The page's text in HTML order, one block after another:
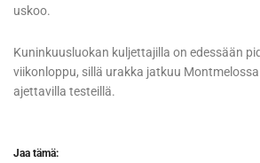
uskoo.
Kuninkuusluokan kuljettajilla on edessään
viikonloppu, sillä urakka jatkuu
ajettavilla testeillä.
Jaa tämä: